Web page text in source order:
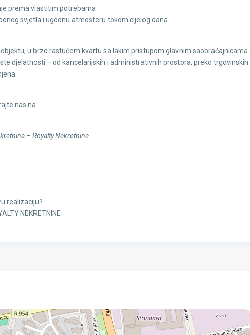
prema vlastitim potrebama
svjetla i ugodnu atmosferu tokom cijelog dana
u brzo rastućem kvartu sa lakim pristupom glavnim saobraćajnicama.
djelatnosti – od kancelarijskih i administrativnih prostora, preko trgovinskih
nas na:
– Royalty Nekretnine
realizaciju?
NEKRETNINE